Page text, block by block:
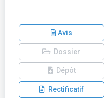
Avis
Dossier
Dépôt
Rectificatif